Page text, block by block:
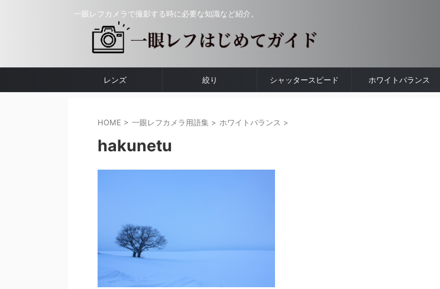
一眼レフカメラで撮影する時に必要な知識など紹介。
レンズ 絞り シャッタースピード ホワイトバランス
HOME > 一眼レフカメラ用語集 > ホワイトバランス >
hakunetu